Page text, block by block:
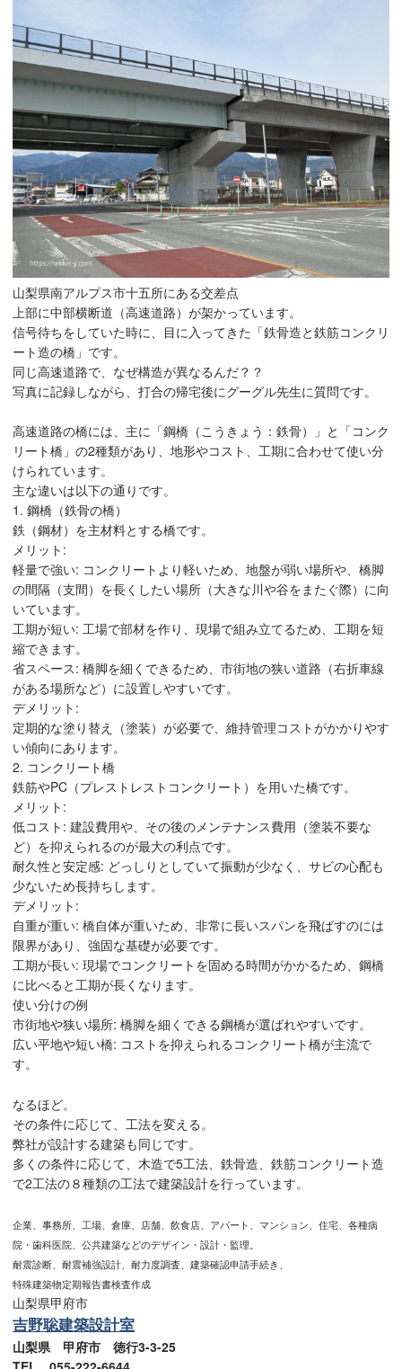
山梨県南アルプス市十五所にある交差点
上部に中部横断道（高速道路）が架かっています。
信号待ちをしていた時に、目に入ってきた「鉄骨造と鉄筋コンクリ
ート造の橋」です。
同じ高速道路で、なぜ構造が異なるんだ？？
写真に記録しながら、打合の帰宅後にグーグル先生に質問です。
高速道路の橋には、主に「鋼橋（こうきょう：鉄骨）」と「コンク
リート橋」の2種類があり、地形やコスト、工期に合わせて使い分
けられています。
主な違いは以下の通りです。
1. 鋼橋（鉄骨の橋）
鉄（鋼材）を主材料とする橋です。
メリット:
軽量で強い: コンクリートより軽いため、地盤が弱い場所や、橋脚
の間隔（支間）を長くしたい場所（大きな川や谷をまたぐ際）に向
いています。
工期が短い: 工場で部材を作り、現場で組み立てるため、工期を短
縮できます。
省スペース: 橋脚を細くできるため、市街地の狭い道路（右折車線
がある場所など）に設置しやすいです。
デメリット:
定期的な塗り替え（塗装）が必要で、維持管理コストがかかりやす
い傾向にあります。
2. コンクリート橋
鉄筋やPC（プレストレストコンクリート）を用いた橋です。
メリット:
低コスト: 建設費用や、その後のメンテナンス費用（塗装不要な
ど）を抑えられるのが最大の利点です。
耐久性と安定感: どっしりとしていて振動が少なく、サビの心配も
少ないため長持ちします。
デメリット:
自重が重い: 橋自体が重いため、非常に長いスパンを飛ばすのには
限界があり、強固な基礎が必要です。
工期が長い: 現場でコンクリートを固める時間がかかるため、鋼橋
に比べると工期が長くなります。
使い分けの例
市街地や狭い場所: 橋脚を細くできる鋼橋が選ばれやすいです。
広い平地や短い橋: コストを抑えられるコンクリート橋が主流で
す。
なるほど。
その条件に応じて、工法を変える。
弊社が設計する建築も同じです。
多くの条件に応じて、木造で5工法、鉄骨造、鉄筋コンクリート造
で2工法の８種類の工法で建築設計を行っています。
企業、事務所、工場、倉庫、店舗、飲食店、アパート、マンション、住宅、各種病
院・歯科医院、公共建築などのデザイン・設計・監理。
耐震診断、耐震補強設計、耐力度調査、建築確認申請手続き、
特殊建築物定期報告書検査作成
山梨県甲府市
吉野聡建築設計室
山梨県 甲府市 徳行3-3-25